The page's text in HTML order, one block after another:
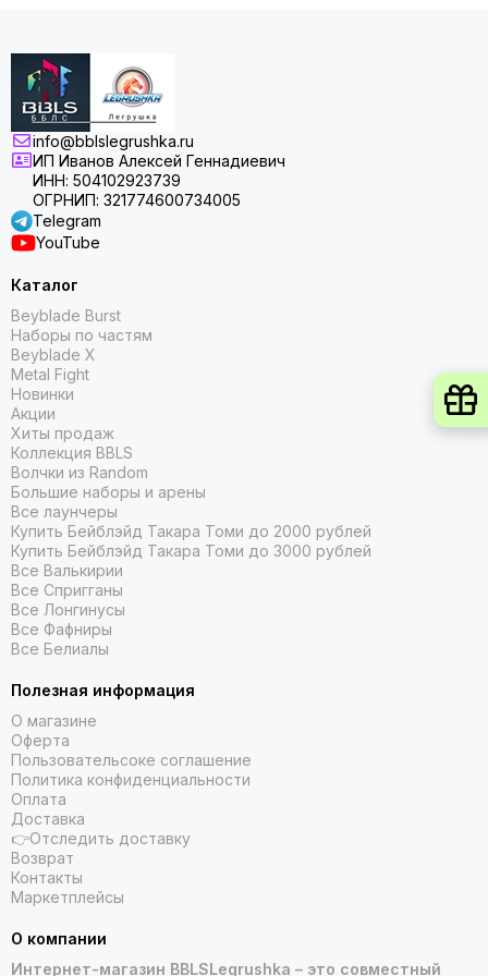
info@bblslegrushka.ru
ИП Иванов Алексей Геннадиевич
ИНН: 504102923739
ОГРНИП: 321774600734005
Telegram
YouTube
Каталог
Beyblade Burst
Наборы по частям
Beyblade X
Metal Fight
Новинки
Акции
Хиты продаж
Коллекция BBLS
Волчки из Random
Большие наборы и арены
Все лаунчеры
Купить Бейблэйд Такара Томи до 2000 рублей
Купить Бейблэйд Такара Томи до 3000 рублей
Все Валькирии
Все Спригганы
Все Лонгинусы
Все Фафниры
Все Белиалы
Полезная информация
О магазине
Оферта
Пользовательсоке соглашение
Политика конфиденциальности
Оплата
Доставка
👉Отследить доставку
Возврат
Контакты
Маркетплейсы
О компании
Интернет-магазин BBLSLegrushka – это совместный